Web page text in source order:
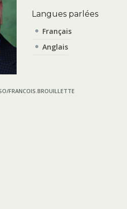
Langues parlées
Français
Anglais
FRANCOIS.BROUILLETTE